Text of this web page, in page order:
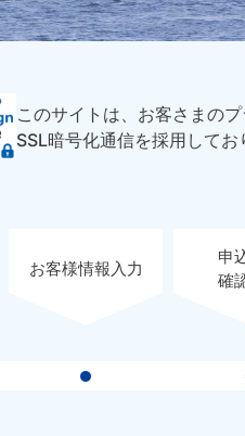
このサイトは、お客さまのプ
SSL暗号化通信を採用してお
お客様情報入力
申
確